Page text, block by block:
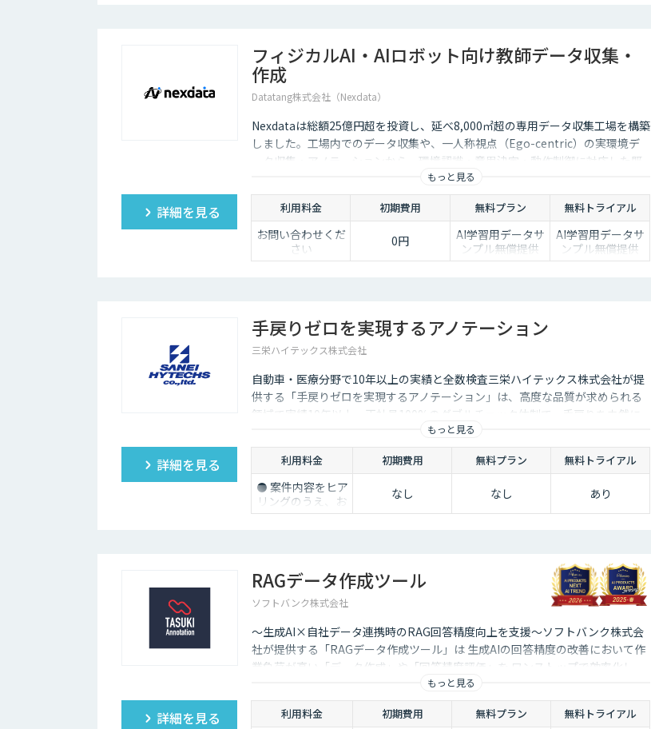
フィジカルAI・AIロボット向け教師データ収集・
作成
Datatang株式会社（Nexdata）
Nexdataは総額25億円超を投資し、延べ8,000㎡超の専用データ収集工場を構築
しました。工場内でのデータ収集や、一人称視点（Ego-centric）の実環境デ
ータ収集・アノテーションから、環境認識・意思決定・動作制御に対応した既
製データセットまで、フィジカルAI開発を加速させる包括的なデータソリュー
ションを提供いたします。
もっと見る
詳細を見る 利用料金 初期費用 無料プラン 無料トライアル
お問い合わせくだ
さい
0円
AI学習用データサ
ンプル無償提供
AI学習用データサ
ンプル無償提供
手戻りゼロを実現するアノテーション
三栄ハイテックス株式会社
自動車・医療分野で10年以上の実績と全数検査三栄ハイテックス株式会社が提
供する「手戻りゼロを実現するアノテーション」は、高度な品質が求められる
領域で実績10年以上。正社員100%のダブルチェック体制で、手戻りを未然に
防ぎ高精度な教師データを提供します。もっと見る
詳細を見る 利用料金 初期費用 無料プラン 無料トライアル
⚫ 案件内容をヒア
リングのうえ、お
見積りを作成しま
施後に概算見積を
ご提示いたします
⚫ ご予算や納期条
も可能です
なし なし あり
RAGデータ作成ツール
ソフトバンク株式会社
～生成AI×自社データ連携時のRAG回答精度向上を支援～ソフトバンク株式会
社が提供する「RAGデータ作成ツール」は 生成AIの回答精度の改善において作
業負荷が高い「データ作成」や「回答精度評価」を ワンストップで効率化し、
もっと見る
詳細を見る 利用料金 初期費用 無料プラン 無料トライアル